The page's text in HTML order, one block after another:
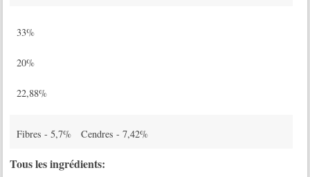
33%
20%
22,88%
Fibres - 5,7% Cendres - 7,42%
Tous les ingrédients: